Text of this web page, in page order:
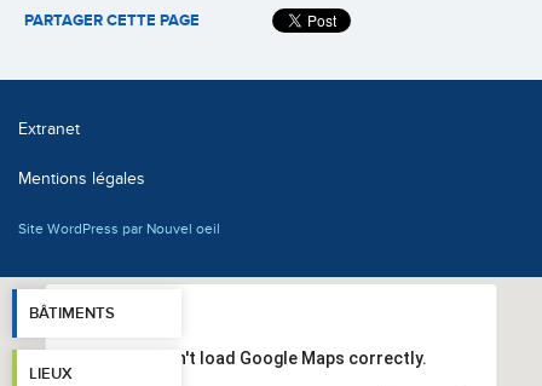
PARTAGER CETTE PAGE
Extranet
Mentions légales
Site WordPress par Nouvel oeil
BÂTIMENTS
LIEUX
This page can't load Google Maps correctly.